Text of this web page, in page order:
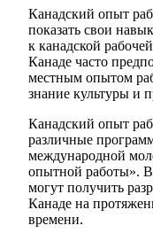
Канадский опыт
показать свои
к канадской
Канаде часто
местным опытом
знание культуры и
Канадский опыт
различные
международной
опытной работы».
могут получить
Канаде на
времени.